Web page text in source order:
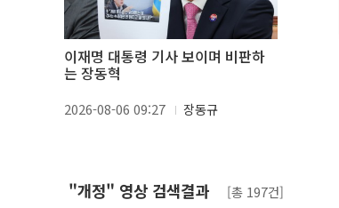
이재명 대통령 기사 보이며 비판하
는 장동혁
2026-08-06 09:27 장동규
"개정" 영상 검색결과 [총 197건]